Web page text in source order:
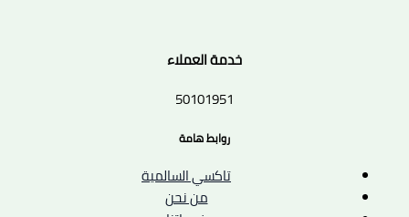
خدمة العملاء
50101951
روابط هامة
تاكسي السالمية
من نحن